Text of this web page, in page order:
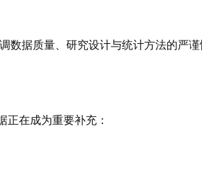
数据质量、研究设计与统计方法的严
正在成为重要补充：